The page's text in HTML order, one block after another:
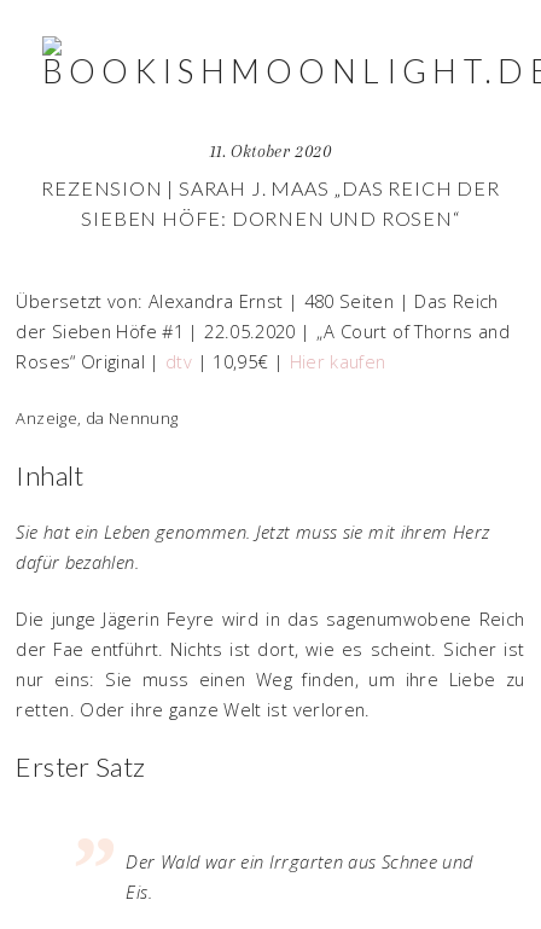
11. Oktober 2020
REZENSION | SARAH J. MAAS „DAS REICH DER
SIEBEN HÖFE: DORNEN UND ROSEN“
Übersetzt von: Alexandra Ernst | 480 Seiten | Das Reich
der Sieben Höfe #1 | 22.05.2020 | „A Court of Thorns and
Roses“ Original | dtv | 10,95€ | Hier kaufen
Anzeige, da Nennung
Inhalt
Sie hat ein Leben genommen. Jetzt muss sie mit ihrem Herz
dafür bezahlen.
Die junge Jägerin Feyre wird in das sagenumwobene Reich
der Fae entführt. Nichts ist dort, wie es scheint. Sicher ist
nur eins: Sie muss einen Weg finden, um ihre Liebe zu
retten. Oder ihre ganze Welt ist verloren.
Erster Satz
Der Wald war ein Irrgarten aus Schnee und
Eis.